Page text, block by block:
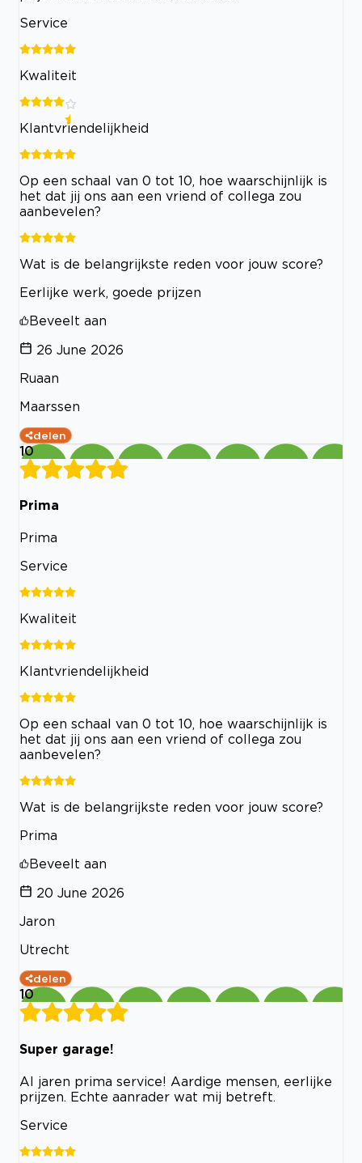
Service
Kwaliteit
Klantvriendelijkheid
Op een schaal van 0 tot 10, hoe waarschijnlijk is
het dat jij ons aan een vriend of collega zou
aanbevelen?
Wat is de belangrijkste reden voor jouw score?
Eerlijke werk, goede prijzen
Beveelt aan
26 June 2026
Ruaan
Maarssen
delen
10
Prima
Prima
Service
Kwaliteit
Klantvriendelijkheid
Op een schaal van 0 tot 10, hoe waarschijnlijk is
het dat jij ons aan een vriend of collega zou
aanbevelen?
Wat is de belangrijkste reden voor jouw score?
Prima
Beveelt aan
20 June 2026
Jaron
Utrecht
delen
10
Super garage!
Al jaren prima service! Aardige mensen, eerlijke
prijzen. Echte aanrader wat mij betreft.
Service